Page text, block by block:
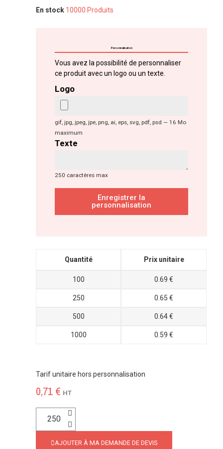
En stock 10000 Produits
Personnalisation
Vous avez la possibilité de personnaliser
ce produit avec un logo ou un texte.
Logo
gif, jpg, jpeg, jpe, png, ai, eps, svg, pdf, psd — 16 Mo
maximum
Texte
250 caractères max
Enregistrer la
personnalisation
Quantité Prix unitaire
100 0.69 €
250 0.65 €
500 0.64 €
1000 0.59 €
Tarif unitaire hors personnalisation
0,71 € HT
AJOUTER À MA DEMANDE DE DEVIS